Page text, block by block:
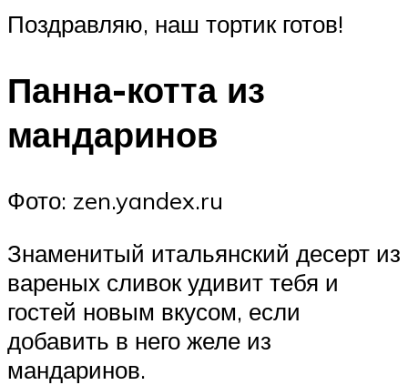
Поздравляю, наш тортик готов!
Панна-котта из
мандаринов
Фото: zen.yandex.ru
Знаменитый итальянский десерт из
вареных сливок удивит тебя и
гостей новым вкусом, если
добавить в него желе из
мандаринов.